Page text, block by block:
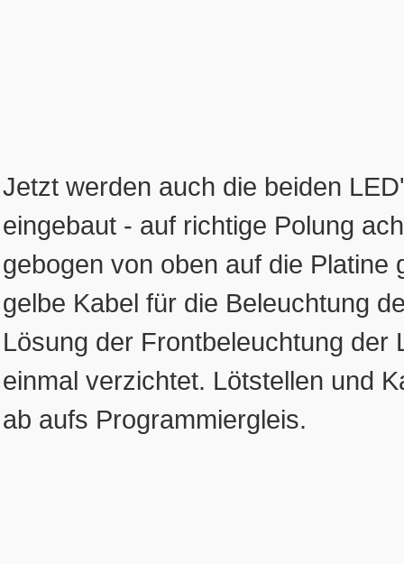
Jetzt werden auch die beiden
eingebaut - auf richtige Polung
gebogen von oben auf die
gelbe Kabel für die Beleuchtung
Lösung der Frontbeleuchtung
einmal verzichtet. Lötstellen und
ab aufs Programmiergleis.